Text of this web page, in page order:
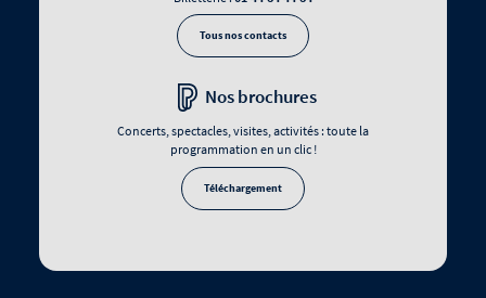
Tous nos contacts
Nos brochures
Concerts, spectacles, visites, activités : toute la
programmation en un clic !
Téléchargement